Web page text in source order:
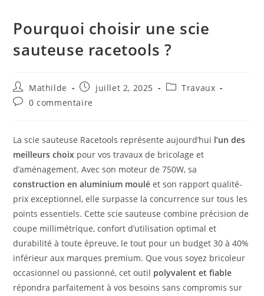
Pourquoi choisir une scie
sauteuse racetools ?
Mathilde juillet 2, 2025
Travaux
0 commentaire
La scie sauteuse Racetools représente aujourd’hui l’un des
meilleurs choix pour vos travaux de bricolage et
d’aménagement. Avec son moteur de 750W, sa
construction en aluminium moulé et son rapport qualité-
prix exceptionnel, elle surpasse la concurrence sur tous les
points essentiels. Cette scie sauteuse combine précision de
coupe millimétrique, confort d’utilisation optimal et
durabilité à toute épreuve, le tout pour un budget 30 à 40%
inférieur aux marques premium. Que vous soyez bricoleur
occasionnel ou passionné, cet outil polyvalent et fiable
répondra parfaitement à vos besoins sans compromis sur